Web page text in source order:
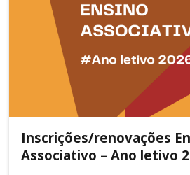
Inscrições/renovações
Associativo – Ano letivo